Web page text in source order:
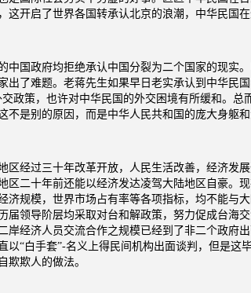
这开启了世界各国转承认北京的浪潮，中华民国
中国政府均拒绝承认中国分裂为二个国家的现实
出了难题。老蒋先生如果早日老实承认到中华民
交政策，也许对中华民国的外交困境有所缓和。总
不是别的原因，而是中华人民共和国的庞大身躯和
区经过三十年改革开放，人民生活改善，经济发
区二十年前还能以经济发达凌驾大陆地区自豪。
济规模，世界市场占有率等各项指标，均不能与
届领导阶层均采取对台和解政策，努力促成台海
岸经济人员交流合作之规模已经到了非二个政府
以“白手套”-名义上得民间机构出面谈判，但是这
欺欺人的做法。